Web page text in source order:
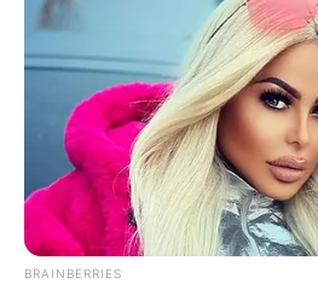
BRAINBERRIES